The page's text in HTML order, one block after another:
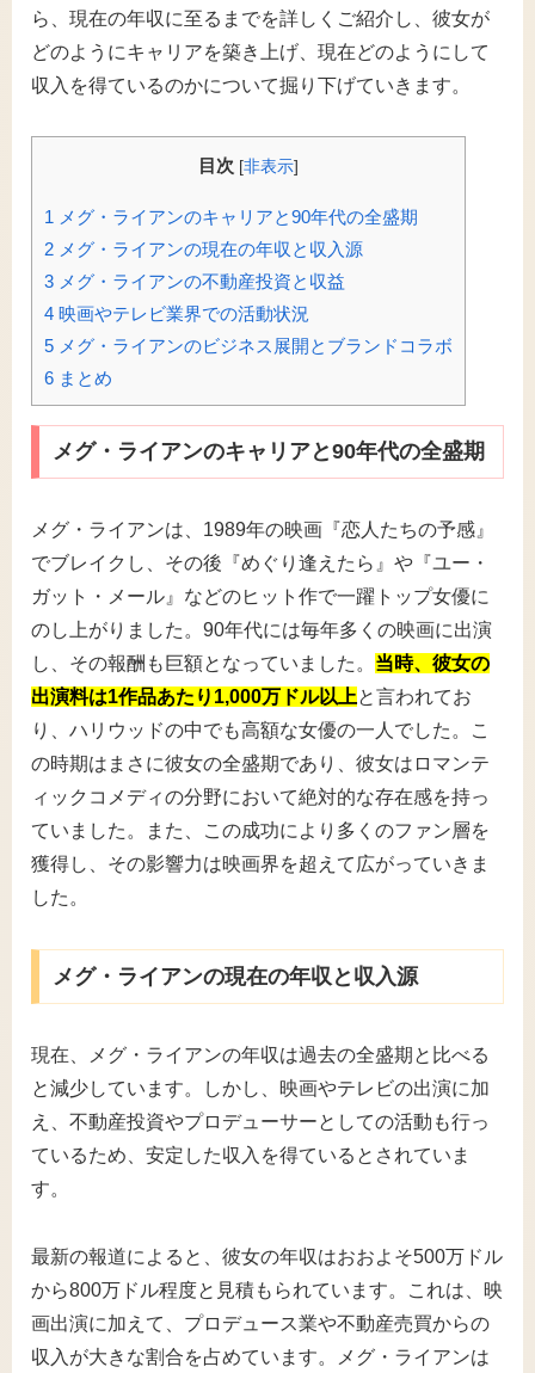
ら、現在の年収に至るまでを詳しくご紹介し、彼女が
どのようにキャリアを築き上げ、現在どのようにして
収入を得ているのかについて掘り下げていきます。
目次 [非表示]
1 メグ・ライアンのキャリアと90年代の全盛期
2 メグ・ライアンの現在の年収と収入源
3 メグ・ライアンの不動産投資と収益
4 映画やテレビ業界での活動状況
5 メグ・ライアンのビジネス展開とブランドコラボ
6 まとめ
メグ・ライアンのキャリアと90年代の全盛期
メグ・ライアンは、1989年の映画『恋人たちの予感』
でブレイクし、その後『めぐり逢えたら』や『ユー・
ガット・メール』などのヒット作で一躍トップ女優に
のし上がりました。90年代には毎年多くの映画に出演
し、その報酬も巨額となっていました。 当時、彼女の
出演料は1作品あたり1,000万ドル以上と言われてお
り、ハリウッドの中でも高額な女優の一人でした。こ
の時期はまさに彼女の全盛期であり、彼女はロマンテ
ィックコメディの分野において絶対的な存在感を持っ
ていました。また、この成功により多くのファン層を
獲得し、その影響力は映画界を超えて広がっていきま
した。
メグ・ライアンの現在の年収と収入源
現在、メグ・ライアンの年収は過去の全盛期と比べる
と減少しています。しかし、映画やテレビの出演に加
え、不動産投資やプロデューサーとしての活動も行っ
ているため、安定した収入を得ているとされていま
す。
最新の報道によると、彼女の年収はおおよそ500万ドル
から800万ドル程度と見積もられています。これは、映
画出演に加えて、プロデュース業や不動産売買からの
収入が大きな割合を占めています。メグ・ライアンは